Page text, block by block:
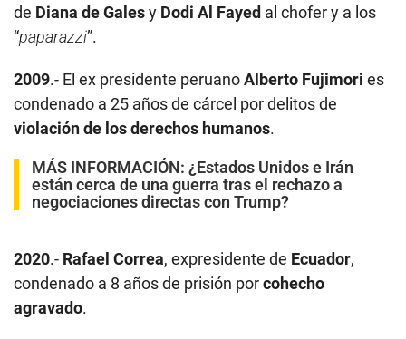
de Diana de Galesy Dodi Al Fayed al chofer y a los
“paparazzi”.
2009.- El ex presidente peruanoAlberto Fujimori es
condenado a 25 años de cárcel por delitos de
violación de los derechos humanos.
MÁS INFORMACIÓN: ¿Estados Unidos e Irán
están cerca de una guerra tras el rechazo a
negociaciones directas con Trump?
2020.- Rafael Correa, expresidente de Ecuador,
condenado a 8 años de prisión porcohecho
agravado.